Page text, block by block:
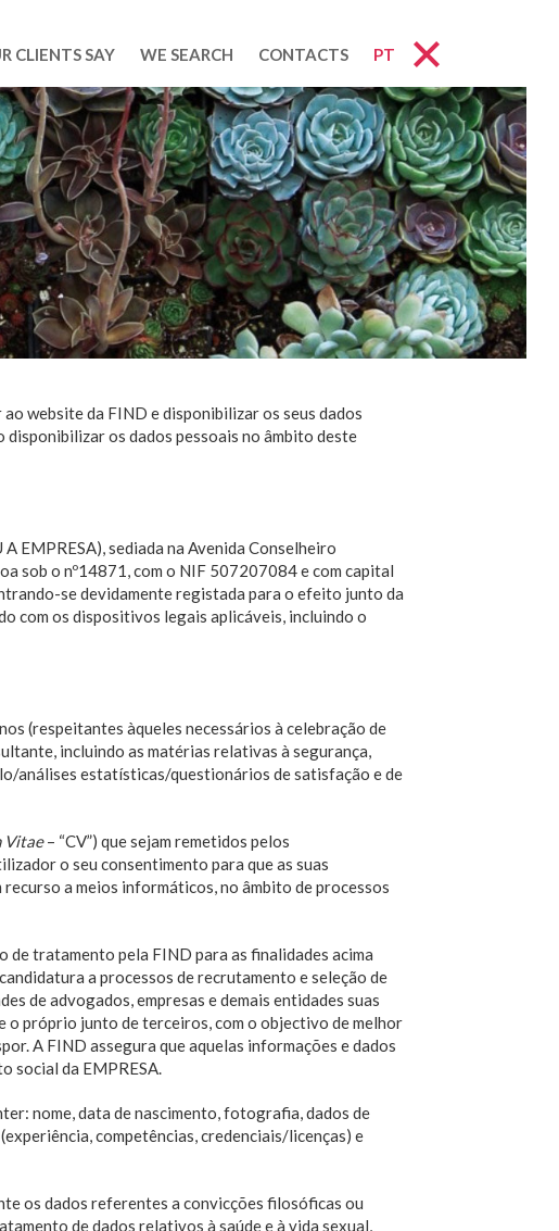
CLIENTS SAY WE SEARCH CONTACTS PT
website da FIND e disponibilizar os seus dados
disponibilizar os dados pessoais no âmbito deste
EMPRESA), sediada na Avenida Conselheiro
sob o nº14871, com o NIF 507207084 e com capital
se devidamente registada para o efeito junto da
com os dispositivos legais aplicáveis, incluindo o
(respeitantes àqueles necessários à celebração de
incluindo as matérias relativas à segurança,
análises estatísticas/questionários de satisfação e de
Vitae– “CV”) que sejam remetidos pelos
o seu consentimento para que as suas
a meios informáticos, no âmbito de processos
de tratamento pela FIND para as finalidades acima
a processos de recrutamento e seleção de
de advogados, empresas e demais entidades suas
o próprio junto de terceiros, com o objectivo de melhor
A FIND assegura que aquelas informações e dados
social da EMPRESA.
nome, data de nascimento, fotografia, dados de
competências, credenciais/licenças) e
os dados referentes a convicções filosóficas ou
de dados relativos à saúde e à vida sexual,